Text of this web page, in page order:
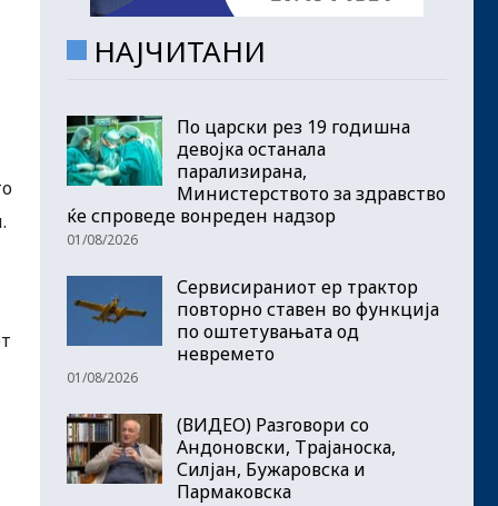
НАЈЧИТАНИ
По царски рез 19 годишна
девојка останала
парализирана,
Министерството за здравство
ќе спроведе вонреден надзор
01/08/2026
Сервисираниот ер трактор
повторно ставен во функција
по оштетувањата од
невремето
01/08/2026
(ВИДЕО) Разговори со
Андоновски, Трајаноска,
Силјан, Бужаровска и
Пармаковска